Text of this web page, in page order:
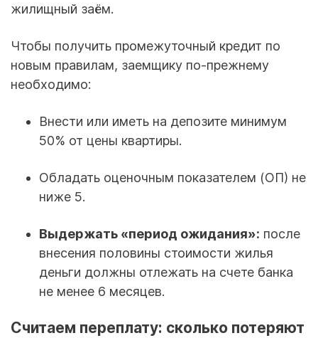
жилищный заём.
Чтобы получить промежуточный кредит по
новым правилам, заемщику по-прежнему
необходимо:
Внести или иметь на депозите минимум
50% от цены квартиры.
Обладать оценочным показателем (ОП) не
ниже 5.
Выдержать «период ожидания»: после
внесения половины стоимости жилья
деньги должны отлежать на счете банка
не менее 6 месяцев.
Считаем переплату: сколько потеряют